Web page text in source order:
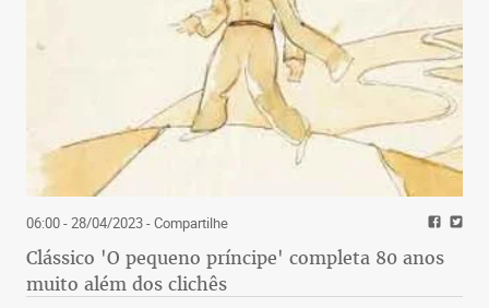
06:00 - 28/04/2023- Compartilhe
Clássico 'O pequeno príncipe' completa 80 anos
muito além dos clichês